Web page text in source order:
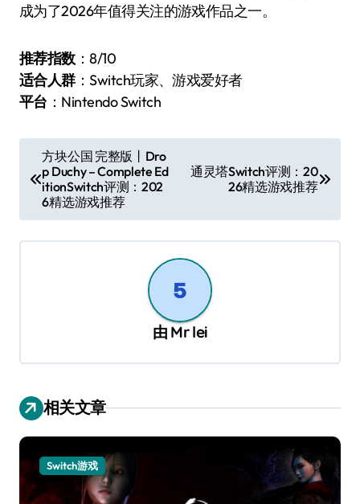
成为了2026年值得关注的游戏作品之一。
推荐指数：8/10
适合人群：Switch玩家、游戏爱好者
平台 ：Nintendo Switch
章
方块公国 完整版丨Dro
p Duchy – Complete Ed
itionSwitch评测：202
6精选游戏推荐
通灵塔Switch评测：20
26精选游戏推荐
由 Mr lei
相关文章
Switch游戏